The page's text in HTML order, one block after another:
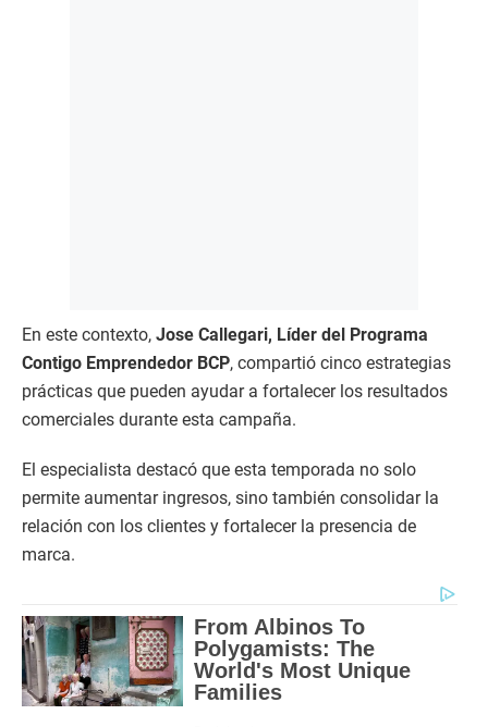
En este contexto, Jose Callegari, Líder del Programa
Contigo Emprendedor BCP, compartió cinco estrategias
prácticas que pueden ayudar a fortalecer los resultados
comerciales durante esta campaña.
El especialista destacó que esta temporada no solo
permite aumentar ingresos, sino también consolidar la
relación con los clientes y fortalecer la presencia de
marca.